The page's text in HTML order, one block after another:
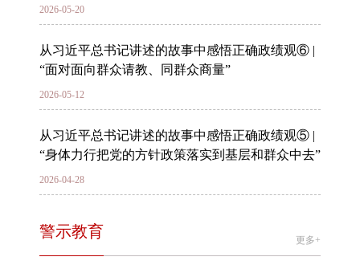
2026-05-20
从习近平总书记讲述的故事中感悟正确政绩观⑥ |
“面对面向群众请教、同群众商量”
2026-05-12
从习近平总书记讲述的故事中感悟正确政绩观⑤ |
“身体力行把党的方针政策落实到基层和群众中去”
2026-04-28
警示教育 更多+